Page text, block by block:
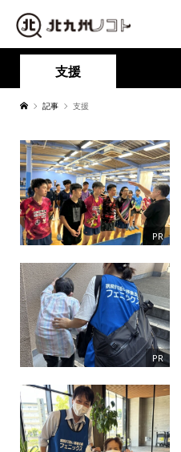
支援
記事 支援
PR
PR